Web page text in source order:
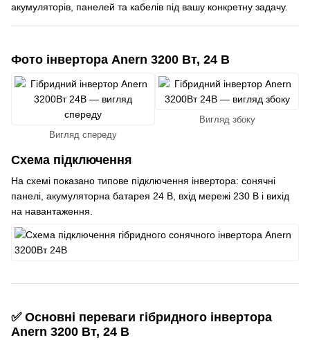
акумуляторів, панелей та кабелів під вашу конкретну задачу.
Фото інвертора Anern 3200 Вт, 24 В
Вигляд спереду
Вигляд збоку
Схема підключення
На схемі показано типове підключення інвертора: сонячні
панелі, акумуляторна батарея 24 В, вхід мережі 230 В і вихід
на навантаження.
✅ Основні переваги гібридного інвертора
Anern 3200 Вт, 24 В